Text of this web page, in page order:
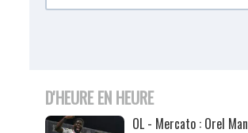
D'HEURE EN HEURE
OL - Mercato : Orel